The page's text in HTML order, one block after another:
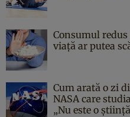
Consumul
viață ar putea
Cum arată o zi
NASA care
„Nu este o